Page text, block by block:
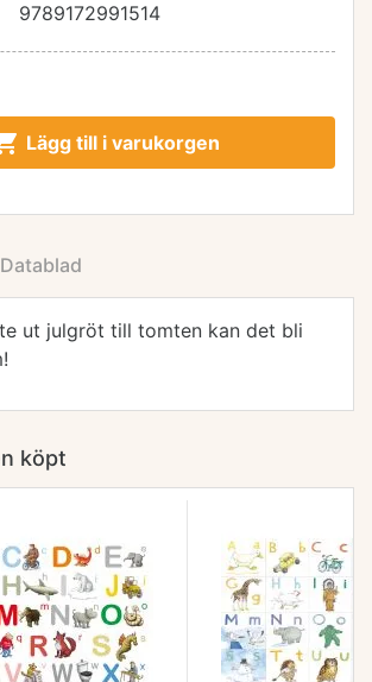
9789172991514
Lägg till i varukorgen
Datablad
ut julgröt till tomten kan det bli
köpt